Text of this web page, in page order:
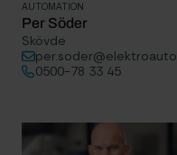
AUTOMATION
Per Söder
Skövde
0500-78 33 45